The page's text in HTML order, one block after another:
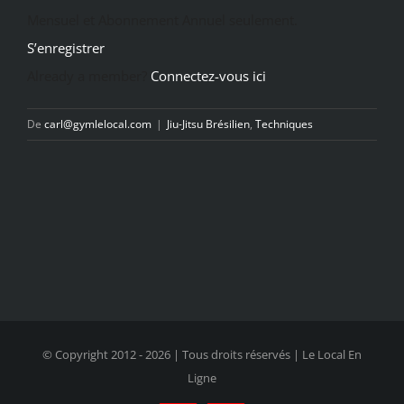
S’enregistrer
Connectez-vous ici
De carl@gymlelocal.com | Jiu-Jitsu Brésilien, Techniques
© Copyright 2012 -2026 | Tous droits réservés | Le Local En
Ligne